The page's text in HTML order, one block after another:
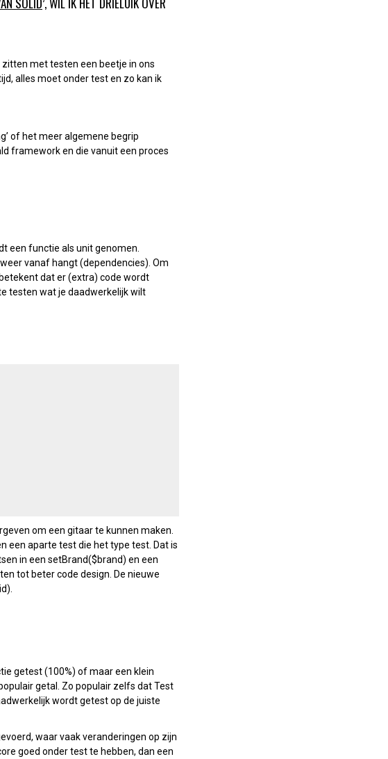
met testen een beetje in ons
alles moet onder test en zo kan ik
of het meer algemene begrip
framework en die vanuit een proces
een functie als unit genomen.
vanaf hangt (dependencies). Om
dat er (extra) code wordt
testen wat je daadwerkelijk wilt
om een gitaar te kunnen maken.
een aparte test die het type test. Dat is
in een setBrand($brand) en een
tot beter code design. De nieuwe
getest (100%) of maar een klein
getal. Zo populair zelfs dat Test
wordt getest op de juiste
waar vaak veranderingen op zijn
goed onder test te hebben, dan een